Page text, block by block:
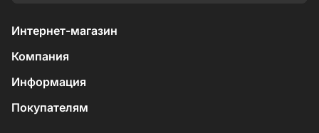
Интернет-магазин
Компания
Информация
Покупателям